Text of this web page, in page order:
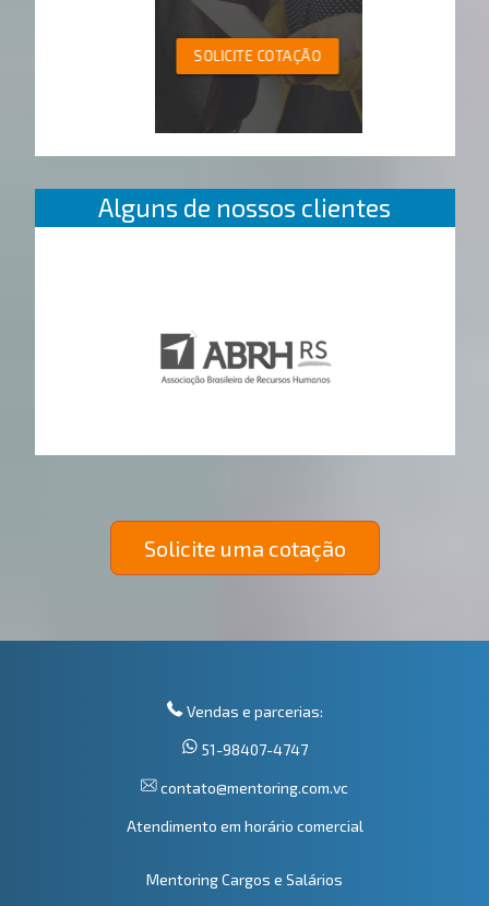
SOLICITE COTAÇÃO
Alguns de nossos clientes
Solicite uma cotação
Vendas e parcerias:
51-98407-4747
contato@mentoring.com.vc
Atendimento em horário comercial
Mentoring Cargos e Salários